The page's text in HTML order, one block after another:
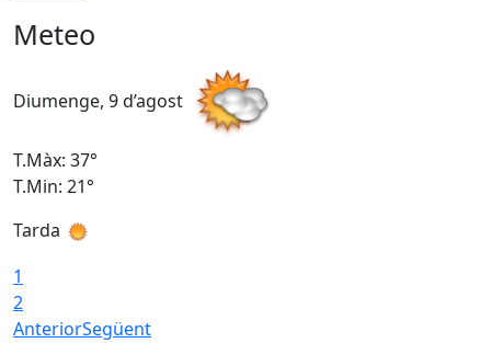
Meteo
Diumenge, 9 d’agost
T.Màx: 37°
T.Min: 21°
Tarda
1
2
AnteriorSegüent